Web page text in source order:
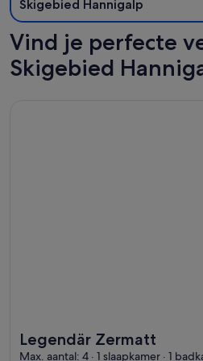
Skigebied Hannigalp
Vind je perfecte
Skigebied
Legendär Zermatt
Max. aantal: 4 · 1 slaapkamer · 1